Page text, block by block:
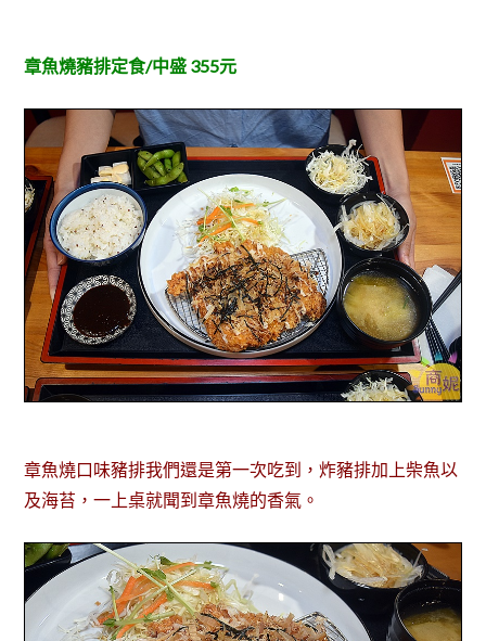
章魚燒豬排定食/中盛 355元
章魚燒口味豬排我們還是第一次吃到，炸豬排加上柴魚以
及海苔，一上桌就聞到章魚燒的香氣。